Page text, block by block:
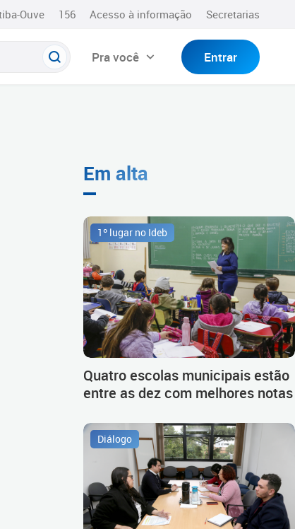
Ouve 156 Acesso à informação Secretarias
Pra você Entrar
Em alta
1º lugar no Ideb
Quatro escolas municipais estão
entre as dez com melhores notas
Diálogo